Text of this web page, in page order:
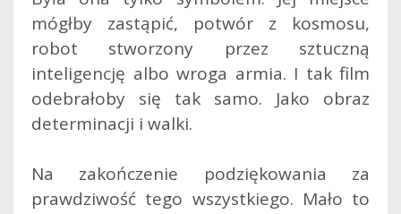
mógłby zastąpić, potwór z kosmosu,
robot stworzony przez sztuczną
inteligencję albo wroga armia. I tak film
odebrałoby się tak samo. Jako obraz
determinacji i walki.
Na zakończenie podziękowania za
prawdziwość tego wszystkiego. Mało to